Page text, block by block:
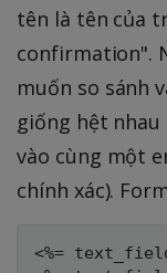
tên là tên của
confirmation".
muốn so sánh
giống hệt
vào cùng một
chính xác).
<%=